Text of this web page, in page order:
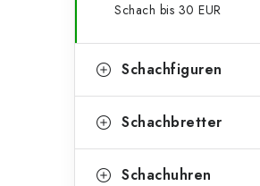
Schach bis 30 EUR
Schachfiguren
Schachbretter
Schachuhren